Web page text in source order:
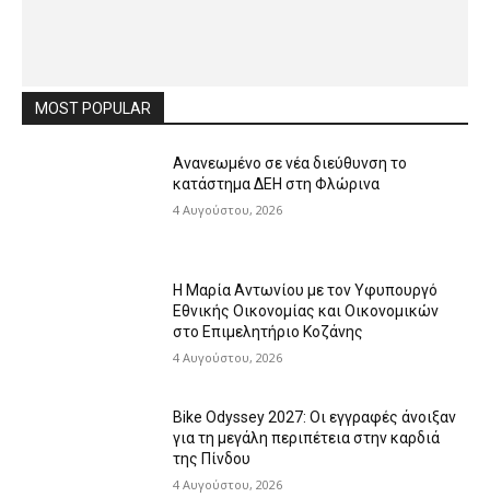
MOST POPULAR
Ανανεωμένο σε νέα διεύθυνση το
κατάστημα ΔΕΗ στη Φλώρινα
4 Αυγούστου, 2026
Η Μαρία Αντωνίου με τον Υφυπουργό
Εθνικής Οικονομίας και Οικονομικών
στο Επιμελητήριο Κοζάνης
4 Αυγούστου, 2026
Bike Odyssey 2027: Οι εγγραφές άνοιξαν
για τη μεγάλη περιπέτεια στην καρδιά
της Πίνδου
4 Αυγούστου, 2026